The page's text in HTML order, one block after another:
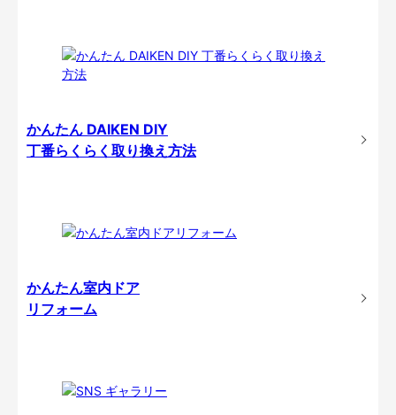
かんたん DAIKEN DIY
丁番らくらく取り換え方法
かんたん室内ドア
リフォーム